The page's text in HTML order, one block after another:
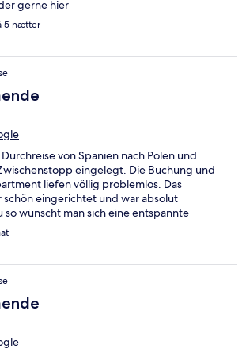
gerne hier
5 nætter
von Spanien nach Polen und
eingelegt. Die Buchung und
liefen völlig problemlos. Das
schön eingerichtet und war absolut
so wünscht man sich eine entspannte
Wir werden ganz sicher nicht zum
sein.